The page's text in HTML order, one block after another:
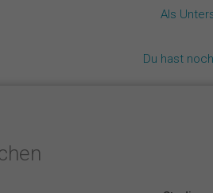
Als
Du hast